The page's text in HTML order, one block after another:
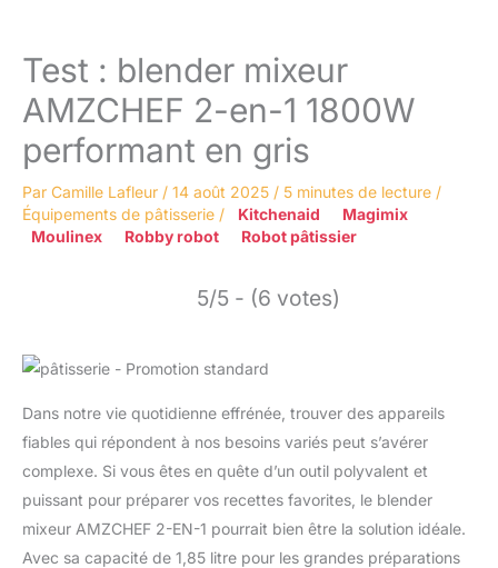
Test : blender mixeur
AMZCHEF 2-en-1 1800W
performant en gris
Par Camille Lafleur / 14 août 2025 / 5 minutes de lecture /
Équipements de pâtisserie / Kitchenaid
Magimix
Moulinex
Robby robot Robot pâtissier
5/5 - (6 votes)
Dans notre vie quotidienne effrénée, trouver des appareils
fiables qui répondent à nos besoins variés peut s’avérer
complexe. Si vous êtes en quête d’un outil polyvalent et
puissant pour préparer vos recettes favorites, le blender
mixeur AMZCHEF 2-EN-1 pourrait bien être la solution idéale.
Avec sa capacité de 1,85 litre pour les grandes préparations